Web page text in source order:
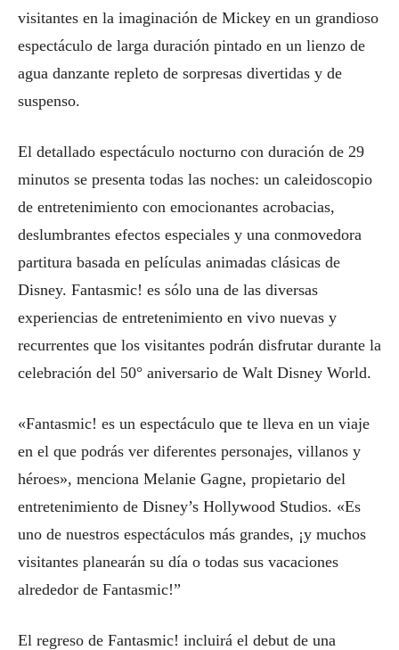
visitantes en la imaginación de Mickey en un grandioso
espectáculo de larga duración pintado en un lienzo de
agua danzante repleto de sorpresas divertidas y de
suspenso.
El detallado espectáculo nocturno con duración de 29
minutos se presenta todas las noches: un caleidoscopio
de entretenimiento con emocionantes acrobacias,
deslumbrantes efectos especiales y una conmovedora
partitura basada en películas animadas clásicas de
Disney. Fantasmic! es sólo una de las diversas
experiencias de entretenimiento en vivo nuevas y
recurrentes que los visitantes podrán disfrutar durante la
celebración del 50° aniversario de Walt Disney World.
«Fantasmic! es un espectáculo que te lleva en un viaje
en el que podrás ver diferentes personajes, villanos y
héroes», menciona Melanie Gagne, propietario del
entretenimiento de Disney’s Hollywood Studios. «Es
uno de nuestros espectáculos más grandes, ¡y muchos
visitantes planearán su día o todas sus vacaciones
alrededor de Fantasmic!”
El regreso de Fantasmic! incluirá el debut de una